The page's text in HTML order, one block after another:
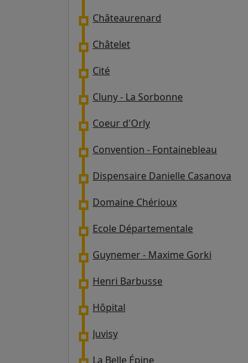
Châteaurenard
Châtelet
Cité
Cluny - La Sorbonne
Coeur d'Orly
Convention - Fontainebleau
Dispensaire Danielle Casanova
Domaine Chérioux
Ecole Départementale
Guynemer - Maxime Gorki
Henri Barbusse
Hôpital
Juvisy
La Belle Épine